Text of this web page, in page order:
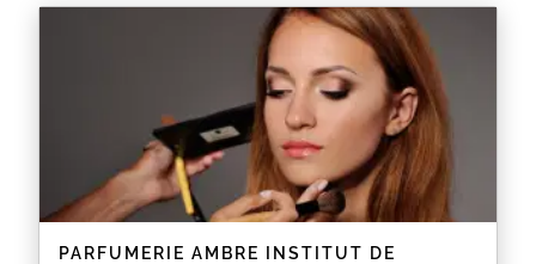
Académie, des massages du monde relaxants ou
énergisants, des soins des mains et des pieds.
EN SAVOIR PLUS
PARFUMERIE AMBRE INSTITUT DE